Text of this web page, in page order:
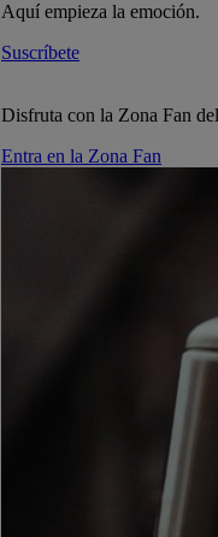
Aquí empieza la emoción.
Suscríbete
Disfruta con la Zona Fan
Entra en la Zona Fan